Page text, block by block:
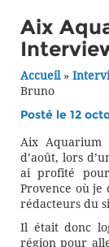
Aix
Accueil»
Bruno
Posté le 12
Aix Aquarium
d’août, lors
ai profité
Provence où je
rédacteurs du
Il était donc
région pour